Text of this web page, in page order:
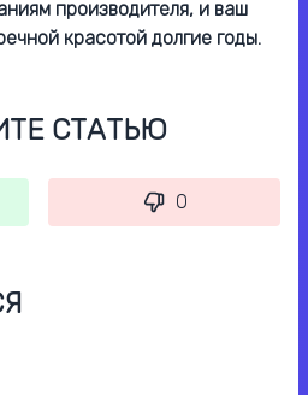
производителя, и ваш
красотой долгие годы.
СТАТЬЮ
0